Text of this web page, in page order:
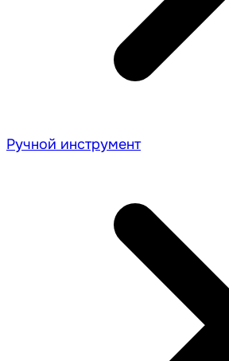
Ручной инструмент